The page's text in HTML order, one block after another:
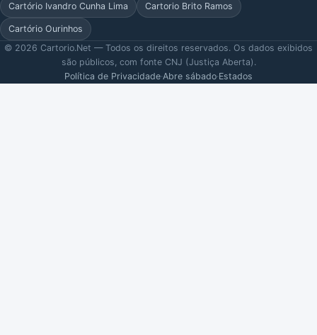
Cartório Ivandro Cunha Lima Cartorio Brito Ramos
Cartório Ourinhos
© 2026 Cartorio.Net — Todos os direitos reservados. Os dados exibidos
são públicos, com fonte CNJ (Justiça Aberta).
Política de Privacidade·Abre sábado·Estados